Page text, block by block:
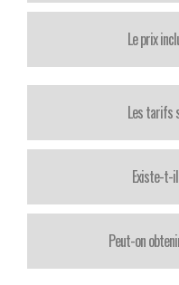
Le prix
Les tarifs
Existe-t-
Peut-on